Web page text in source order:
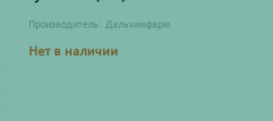
Производитель: Дальхимфарм
Нет в наличии